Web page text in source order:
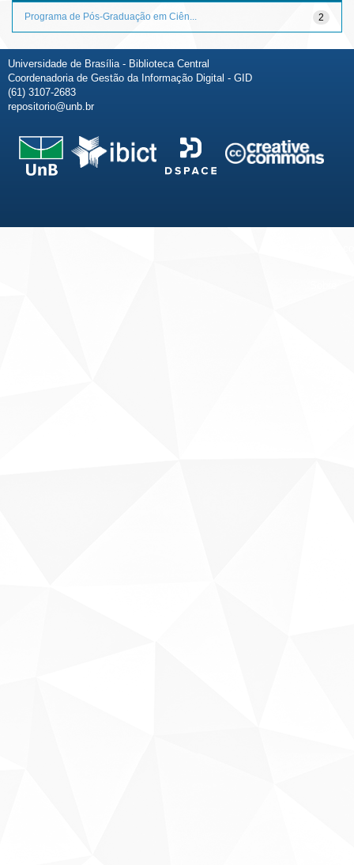
2
Programa de Pós-Graduação em Ciên...
Universidade de Brasília - Biblioteca Central
Coordenadoria de Gestão da Informação Digital - GID
(61) 3107-2683
repositorio@unb.br